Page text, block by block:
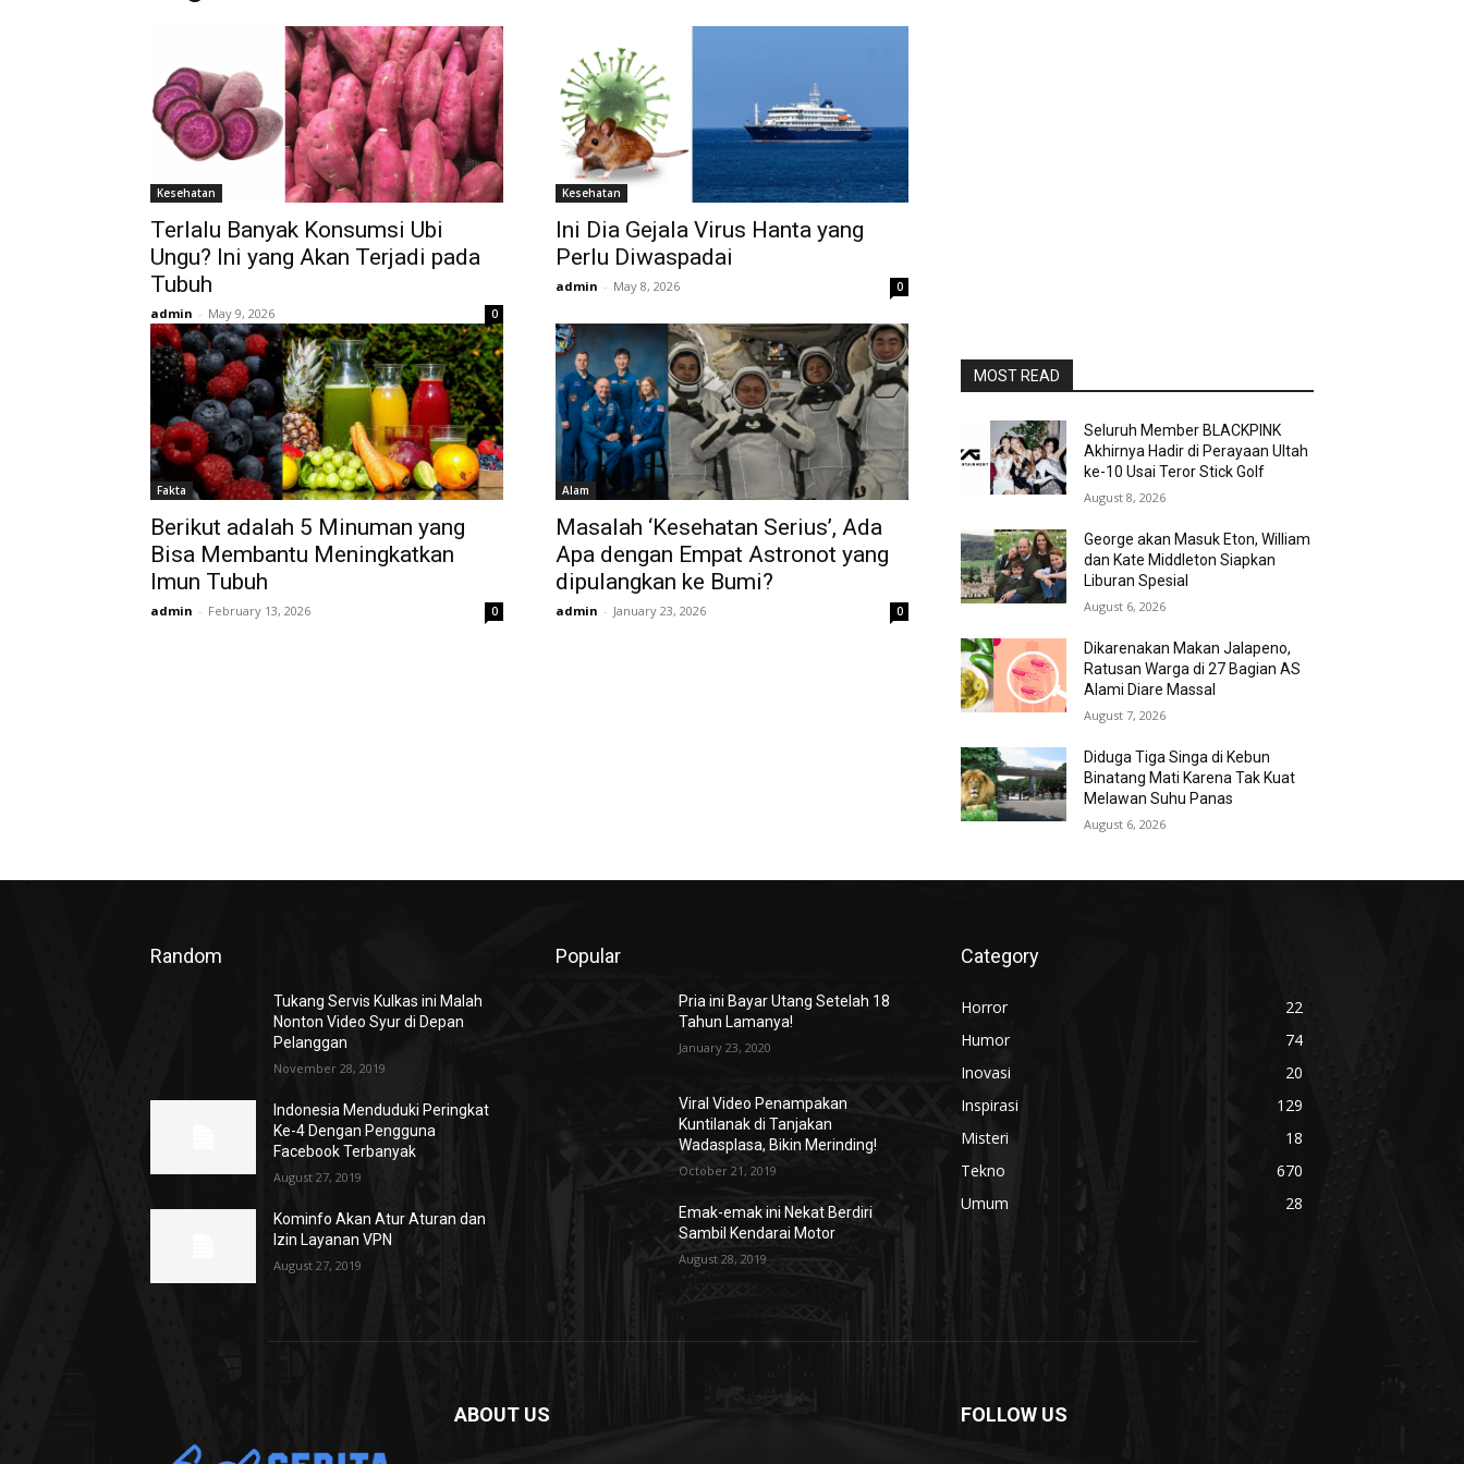
Kesehatan
Terlalu Banyak Konsumsi Ubi
Ungu? Ini yang Akan Terjadi pada
Tubuh
admin - May 9, 2026 0
Kesehatan
Ini Dia Gejala Virus Hanta yang
Perlu Diwaspadai
admin - May 8, 2026 0
Fakta
Berikut adalah 5 Minuman yang
Bisa Membantu Meningkatkan
Imun Tubuh
admin - February 13, 2026 0
Alam
Masalah ‘Kesehatan Serius’, Ada
Apa dengan Empat Astronot yang
dipulangkan ke Bumi?
admin - January 23, 2026 0
MOST READ
Seluruh Member BLACKPINK
Akhirnya Hadir di Perayaan Ultah
ke-10 Usai Teror Stick Golf
August 8, 2026
George akan Masuk Eton, William
dan Kate Middleton Siapkan
Liburan Spesial
August 6, 2026
Dikarenakan Makan Jalapeno,
Ratusan Warga di 27 Bagian AS
Alami Diare Massal
August 7, 2026
Diduga Tiga Singa di Kebun
Binatang Mati Karena Tak Kuat
Melawan Suhu Panas
August 6, 2026
Random
Tukang Servis Kulkas ini Malah
Nonton Video Syur di Depan
Pelanggan
November 28, 2019
Indonesia Menduduki Peringkat
Ke-4 Dengan Pengguna
Facebook Terbanyak
August 27, 2019
Kominfo Akan Atur Aturan dan
Izin Layanan VPN
August 27, 2019
Popular
Pria ini Bayar Utang Setelah 18
Tahun Lamanya!
January 23, 2020
Viral Video Penampakan
Kuntilanak di Tanjakan
Wadasplasa, Bikin Merinding!
October 21, 2019
Emak-emak ini Nekat Berdiri
Sambil Kendarai Motor
August 28, 2019
Category
Horror
22
Humor
74
Inovasi
20
Inspirasi
129
Misteri
18
Tekno
670
Umum
28
ABOUT US FOLLOW US